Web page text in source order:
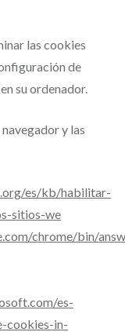
las cookies
de
su ordenador.
y las
es/kb/habilitar-
sitios-we
chrome/bin/
es-
cookies-in-